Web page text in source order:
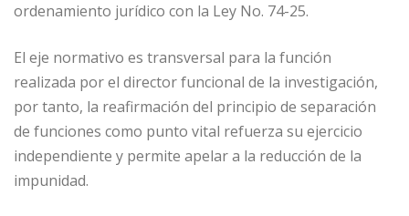
ordenamiento jurídico con la Ley No. 74-25.
El eje normativo es transversal para la función
realizada por el director funcional de la investigación,
por tanto, la reafirmación del principio de separación
de funciones como punto vital refuerza su ejercicio
independiente y permite apelar a la reducción de la
impunidad.